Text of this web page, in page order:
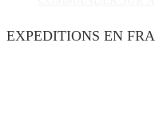
EXPEDITIONS EN